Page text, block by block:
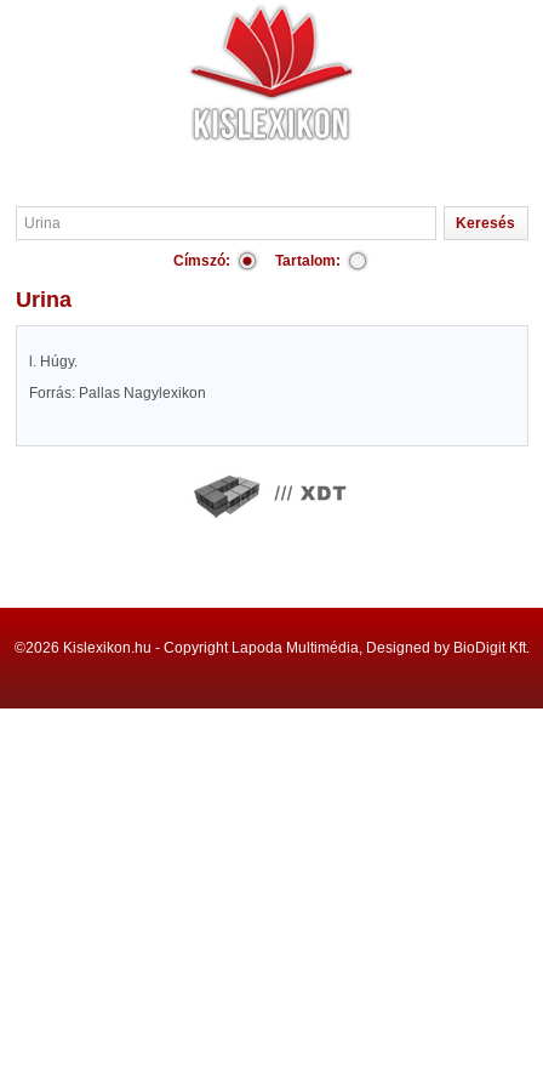
Címszó: Tartalom:
Urina
l. Húgy.
Forrás: Pallas Nagylexikon
©2026 Kislexikon.hu - Copyright Lapoda Multimédia, Designed by BioDigit Kft.